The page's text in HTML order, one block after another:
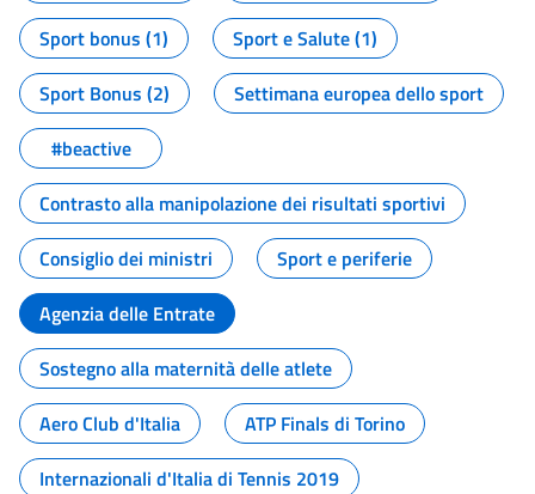
Sport bonus (1)
Sport e Salute (1)
Sport Bonus (2)
Settimana europea dello sport
#beactive
Contrasto alla manipolazione dei risultati sportivi
Consiglio dei ministri
Sport e periferie
Agenzia delle Entrate
Sostegno alla maternità delle atlete
Aero Club d'Italia
ATP Finals di Torino
Internazionali d'Italia di Tennis 2019